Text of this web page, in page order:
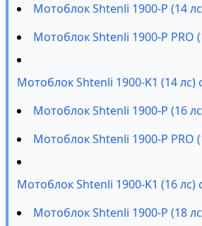
Мотоблок Shtenli 1900-P (14
Мотоблок Shtenli 1900-P PRO
Мотоблок Shtenli 1900-K1 (14
Мотоблок Shtenli 1900-P (16
Мотоблок Shtenli 1900-P PRO
Мотоблок Shtenli 1900-K1 (16
Мотоблок Shtenli 1900-P (18